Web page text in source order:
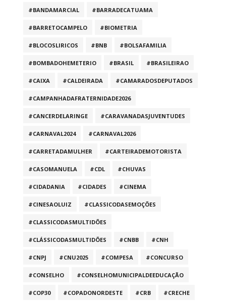
#BANDAMARCIAL #BARRADECATUAMA
#BARRETOCAMPELO #BIOMETRIA
#BLOCOSLIRICOS #BNB #BOLSAFAMILIA
#BOMBADOHEMETERIO #BRASIL #BRASILEIRAO
#CAIXA #CALDEIRADA #CAMARADOSDEPUTADOS
#CAMPANHADAFRATERNIDADE2026
#CANCERDELARINGE #CARAVANADASJUVENTUDES
#CARNAVAL2024 #CARNAVAL2026
#CARRETADAMULHER #CARTEIRADEMOTORISTA
#CASOMANUELA #CDL #CHUVAS
#CIDADANIA #CIDADES #CINEMA
#CINESAOLUIZ #CLASSICODASEMOÇÕES
#CLASSICODASMULTIDÕES
#CLÁSSICODASMULTIDÕES #CNBB #CNH
#CNPJ #CNU2025 #COMPESA #CONCURSO
#CONSELHO #CONSELHOMUNICIPALDEEDUCAÇÃO
#COP30 #COPADONORDESTE #CRB #CRECHE